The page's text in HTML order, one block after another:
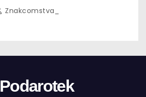
Znakcomstva_
Podarotek